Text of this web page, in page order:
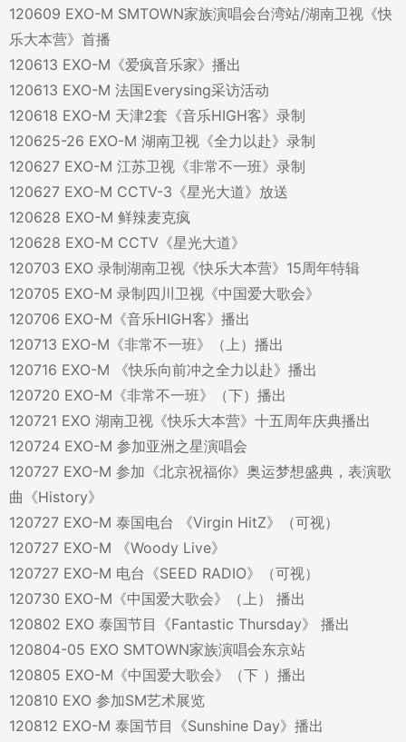
120609 EXO-M SMTOWN家族演唱会台湾站/湖南卫视《快
乐大本营》首播
120613 EXO-M《爱疯音乐家》播出
120613 EXO-M 法国Everysing采访活动
120618 EXO-M 天津2套《音乐HIGH客》录制
120625-26 EXO-M 湖南卫视《全力以赴》录制
120627 EXO-M 江苏卫视《非常不一班》录制
120627 EXO-M CCTV-3《星光大道》放送
120628 EXO-M 鲜辣麦克疯
120628 EXO-M CCTV《星光大道》
120703 EXO 录制湖南卫视《快乐大本营》15周年特辑
120705 EXO-M 录制四川卫视《中国爱大歌会》
120706 EXO-M《音乐HIGH客》播出
120713 EXO-M《非常不一班》（上）播出
120716 EXO-M 《快乐向前冲之全力以赴》播出
120720 EXO-M《非常不一班》（下）播出
120721 EXO 湖南卫视《快乐大本营》十五周年庆典播出
120724 EXO-M 参加亚洲之星演唱会
120727 EXO-M 参加《北京祝福你》奥运梦想盛典，表演歌
曲《History》
120727 EXO-M 泰国电台 《Virgin HitZ》（可视）
120727 EXO-M 《Woody Live》
120727 EXO-M 电台《SEED RADIO》（可视）
120730 EXO-M《中国爱大歌会》（上） 播出
120802 EXO 泰国节目《Fantastic Thursday》 播出
120804-05 EXO SMTOWN家族演唱会东京站
120805 EXO-M《中国爱大歌会》（下 ）播出
120810 EXO 参加SM艺术展览
120812 EXO-M 泰国节目《Sunshine Day》播出